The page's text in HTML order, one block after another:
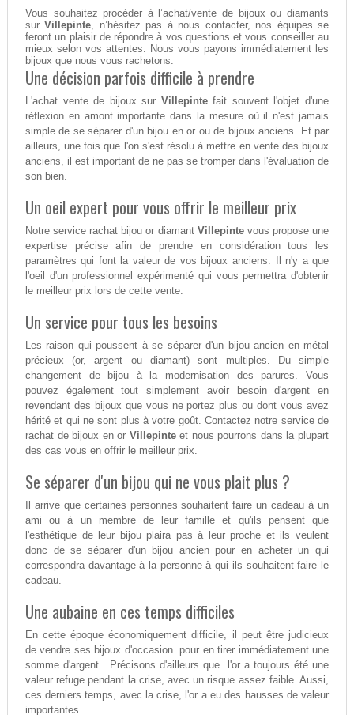
Vous souhaitez procéder à l’achat/vente de bijoux ou diamants
surVillepinte, n’hésitez pas à nous contacter, nos équipes se
feront un plaisir de répondre à vos questions et vous conseiller au
mieux selon vos attentes. Nous vous payons immédiatement les
bijoux que nous vous rachetons.
Une décision parfois difficile à prendre
L'achat vente de bijoux sur Villepintefait souvent l'objet d'une
réflexion en amont importante dans la mesure où il n'est jamais
simple de se séparer d'un bijou en or ou de bijoux anciens. Et par
ailleurs, une fois que l'on s'est résolu à mettre en vente des bijoux
anciens, il est important de ne pas se tromper dans l'évaluation de
son bien.
Un oeil expert pour vous offrir le meilleur prix
Notre service rachat bijou or diamant Villepintevous propose une
expertise précise afin de prendre en considération tous les
paramètres qui font la valeur de vos bijoux anciens. Il n'y a que
l'oeil d'un professionnel expérimenté qui vous permettra d'obtenir
le meilleur prix lors de cette vente.
Un service pour tous les besoins
Les raison qui poussent à se séparer d'un bijou ancien en métal
précieux (or, argent ou diamant) sont multiples. Du simple
changement de bijou à la modernisation des parures. Vous
pouvez également tout simplement avoir besoin d'argent en
revendant des bijoux que vous ne portez plus ou dont vous avez
hérité et qui ne sont plus à votre goût. Contactez notre service de
rachat de bijoux en or Villepinteet nous pourrons dans la plupart
des cas vous en offrir le meilleur prix.
Se séparer d'un bijou qui ne vous plait plus ?
Il arrive que certaines personnes souhaitent faire un cadeau à un
ami ou à un membre de leur famille et qu'ils pensent que
l'esthétique de leur bijou plaira pas à leur proche et ils veulent
donc de se séparer d'un bijou ancien pour en acheter un qui
correspondra davantage à la personne à qui ils souhaitent faire le
cadeau.
Une aubaine en ces temps difficiles
En cette époque économiquement difficile, il peut être judicieux
de vendre ses bijoux d'occasion pour en tirer immédiatement une
somme d'argent . Précisons d'ailleurs que l'or a toujours été une
valeur refuge pendant la crise, avec un risque assez faible. Aussi,
ces derniers temps, avec la crise, l'or a eu des hausses de valeur
importantes.